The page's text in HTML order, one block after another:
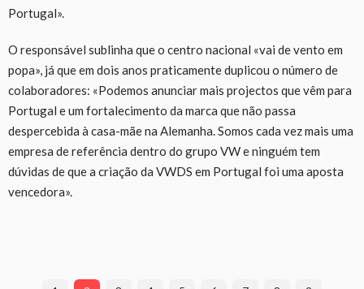
Portugal».
O responsável sublinha que o centro nacional «vai de vento em
popa», já que em dois anos praticamente duplicou o número de
colaboradores: «Podemos anunciar mais projectos que vêm para
Portugal e um fortalecimento da marca que não passa
despercebida à casa-mãe na Alemanha. Somos cada vez mais uma
empresa de referência dentro do grupo VW e ninguém tem
dúvidas de que a criação da VWDS em Portugal foi uma aposta
vencedora».